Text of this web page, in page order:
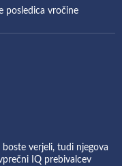
posledica vročine
verjeli, tudi njegova
IQ prebivalcev